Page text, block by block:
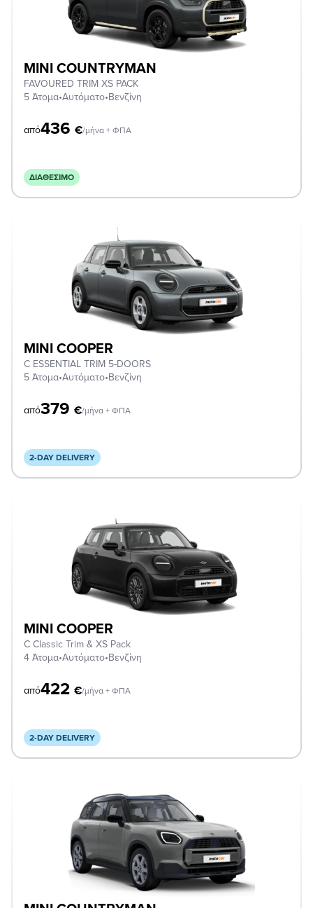
MINI COUNTRYMAN
FAVOURED TRIM XS PACK
5 Άτομα•Αυτόματο•Βενζίνη
από436 €/μήνα + ΦΠΑ
ΔΙΑΘΈΣΙΜΟ
MINI COOPER
C ESSENTIAL TRIM 5-DOORS
5 Άτομα•Αυτόματο•Βενζίνη
από379 €/μήνα + ΦΠΑ
2-DAY DELIVERY
MINI COOPER
C Classic Trim & XS Pack
4 Άτομα•Αυτόματο•Βενζίνη
από422 €/μήνα + ΦΠΑ
2-DAY DELIVERY